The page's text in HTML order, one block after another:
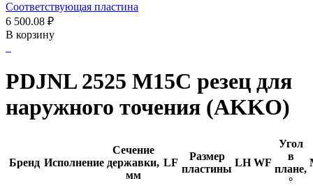
Соответствующая пластина
6 500.08 ₽
В корзину
PDJNL 2525 M15C резец для
наружного точения (AKKO)
Бренд Исполнение
Сечение
державки,
мм
LF
Размер
пластины
LH WF
Угол
в
плане,
°